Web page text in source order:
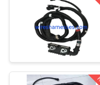
に
ハーネス